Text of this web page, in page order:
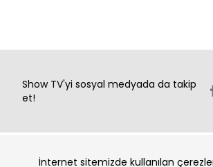
İnternet sitemizde kullanılan
Show TV'yi sosyal medyada da takip
et!